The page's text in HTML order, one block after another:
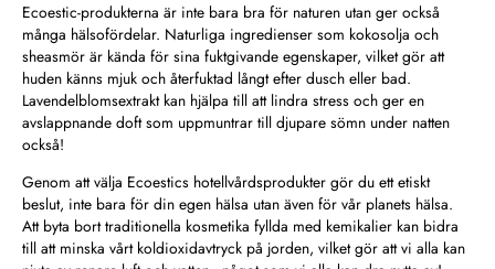
Ecoestic-produkterna är inte bara bra för naturen utan ger också
många hälsofördelar. Naturliga ingredienser som kokosolja och
sheasmör är kända för sina fuktgivande egenskaper, vilket gör att
huden känns mjuk och återfuktad långt efter dusch eller bad.
Lavendelblomsextrakt kan hjälpa till att lindra stress och ger en
avslappnande doft som uppmuntrar till djupare sömn under natten
också!
Genom att välja Ecoestics hotellvårdsprodukter gör du ett etiskt
beslut, inte bara för din egen hälsa utan även för vår planets hälsa.
Att byta bort traditionella kosmetika fyllda med kemikalier kan bidra
till att minska vårt koldioxidavtryck på jorden, vilket gör att vi alla kan